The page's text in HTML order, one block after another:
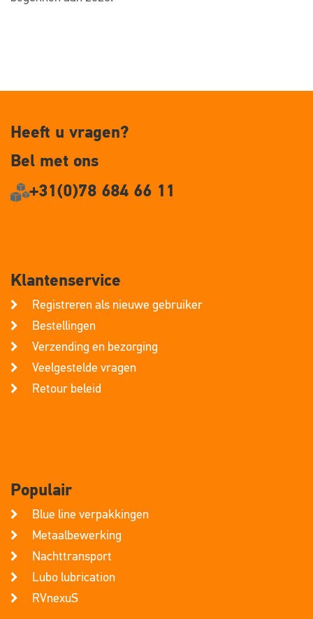
Heeft u vragen?
Bel met ons
+31(0)78 684 66 11
Klantenservice
Registreren als nieuwe gebruiker
Bestellingen
Verzending en bezorging
Veelgestelde vragen
Retour beleid
Populair
Blue line verpakkingen
Metaalbewerking
Nachttransport
Lubo lubrication
RVnexuS